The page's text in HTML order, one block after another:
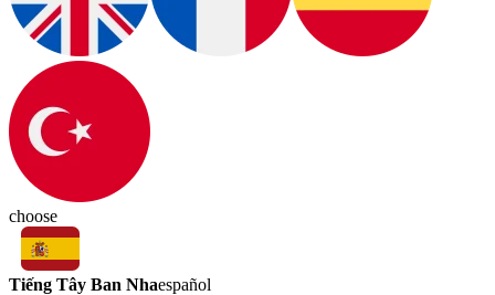
choose
Tiếng Tây Ban Nhaespañol